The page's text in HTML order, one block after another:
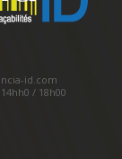
id.com
/ 18h00